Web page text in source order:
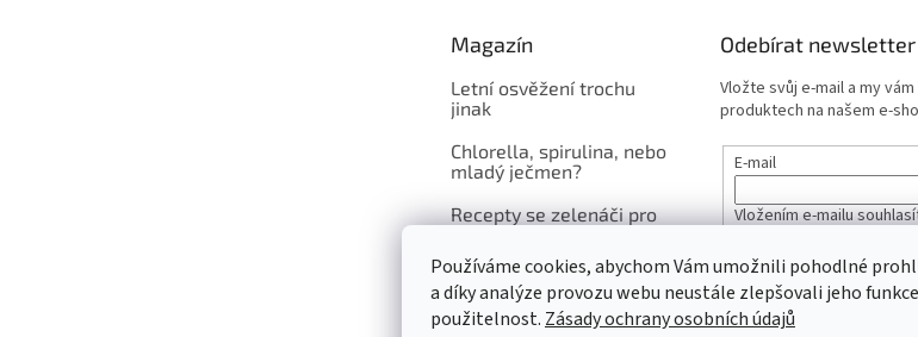
Používáme cookies, abychom Vám umožnili pohodlné
a díky analýze provozu webu neustále zlepšovali jeho
použitelnost. Zásady ochrany osobních údajů
Magazín
Letní osvěžení trochu
jinak
Chlorella, spirulina, nebo
mladý ječmen?
Recepty se zelenáči pro
Odebírat newsletter
Vložte svůj e-mail a my
produktech na našem e-
E-mail
Vložením e-mailu
PŘIHLÁSIT SE